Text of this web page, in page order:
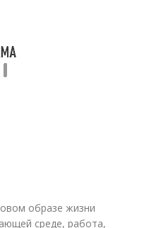
образе жизни
среде, работа,